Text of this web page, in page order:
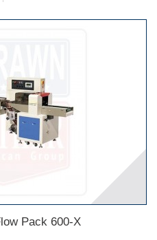
Pack 600-X